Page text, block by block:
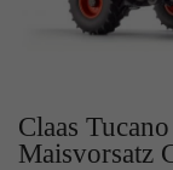
Claas
Maisvorsatz